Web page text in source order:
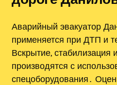
Аварийный эвакуатор
применяется при ДТП и
Вскрытие, стабилизация
производятся с
спецоборудования․